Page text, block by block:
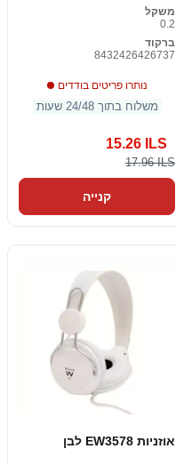
משקל
0.2
ברקוד
8432426426737
נותרו פריטים בודדים
משלוח בתוך 24/48 שעות
15.26 ILS
17.96 ILS
קנייה
אוזניות EW3578 לבן